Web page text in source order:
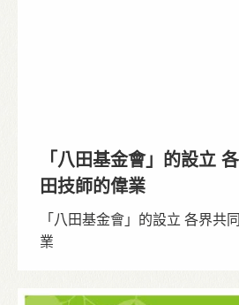
「八田基金會」的設立
田技師的偉業
「八田基金會」的設立 各界共
業